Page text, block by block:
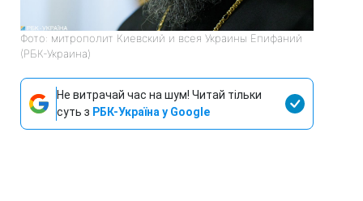
Фото: митрополит Киевский и всея Украины Епифаний
(РБК-Украина)
Не витрачай час на шум! Читай тільки
суть з РБК-Україна у Google